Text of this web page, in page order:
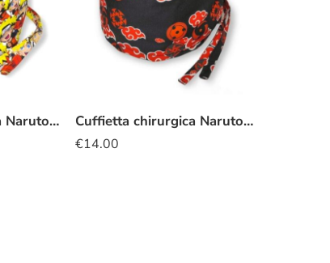
Cuffietta chirurgica Naruto kawaii Cuffietta chirurgica Naruto nuvola rossa
€14.00